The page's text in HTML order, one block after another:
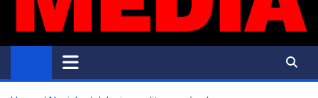
AktivMedia.cz
Přesné zprávy, důvěryhodné zdroje